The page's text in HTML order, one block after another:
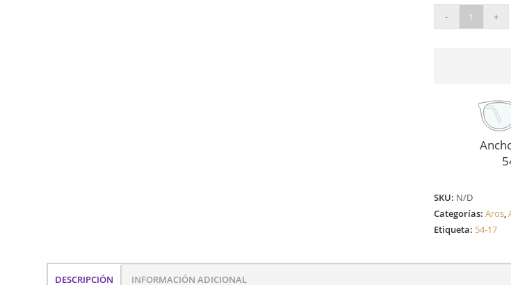
BAN
- +
SKU: N/D
Categorías: Aros,
Etiqueta: 54-17
DESCRIPCIÓN INFORMACIÓN ADICIONAL